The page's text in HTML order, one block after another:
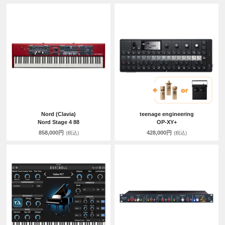
Nord (Clavia)
Nord Stage 4 88
858,000円 (税込)
teenage engineering
OP-XY+
428,000円 (税込)